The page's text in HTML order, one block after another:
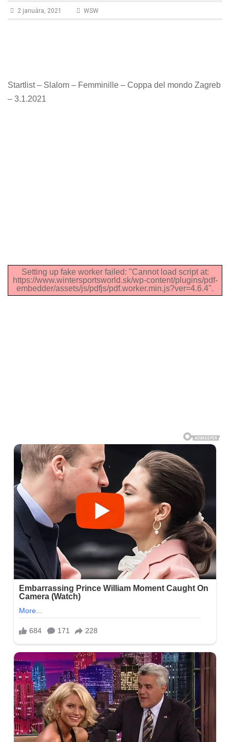
2 januára, 2021 WSW
Startlist – Slalom – Femminille – Coppa del mondo Zagreb
– 3.1.2021
Setting up fake worker failed: "Cannot load script at:
https://www.wintersportsworld.sk/wp-content/plugins/pdf-
embedder/assets/js/pdfjs/pdf.worker.min.js?ver=4.6.4".